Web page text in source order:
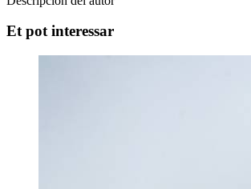
Et pot interessar